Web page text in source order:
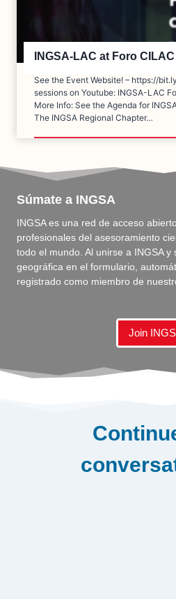
INGSA-LAC at Foro
See the Event Website! – https://
sessions on Youtube: INGSA-LAC
More Info: See the Agenda for
The INGSA Regional Chapter…
Súmate a INGSA
INGSA es una red de acceso
profesionales del asesoramiento
todo el mundo. Al unirse a INGSA y
geográfica en el formulario,
registrado como miembro de
Join